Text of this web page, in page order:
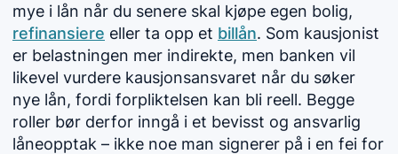
mye i lån når du senere skal kjøpe egen bolig,
refinansiere eller ta opp et billån. Som kausjonist
er belastningen mer indirekte, men banken vil
likevel vurdere kausjonsansvaret når du søker
nye lån, fordi forpliktelsen kan bli reell. Begge
roller bør derfor inngå i et bevisst og ansvarlig
låneopptak – ikke noe man signerer på i en fei for